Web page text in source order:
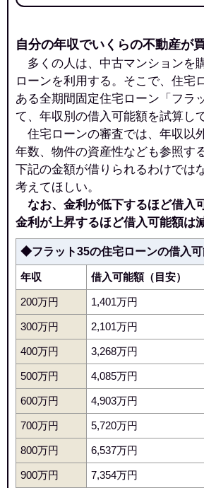
自分の年収でいくらの不動産が
多くの人は、中古マンションを
ローンを利用する。そこで、住宅
ある全期間固定住宅ローン「フラ
て、年収別の借入可能額を試算し
住宅ローンの審査では、年収以
年数、物件の資産性なども参照す
下記の金額が借りられるわけでは
考えてほしい。
なお、金利が低下するほど借入
金利が上昇するほど借入可能額は
◆フラット35の住宅ローンの借入可
年収 借入可能額（目安）
200万円 1,401万円
300万円 2,101万円
400万円 3,268万円
500万円 4,085万円
600万円 4,903万円
700万円 5,720万円
800万円 6,537万円
900万円 7,354万円